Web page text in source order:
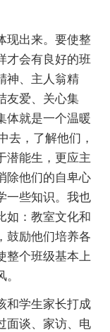
出来。要使整
才会有良好的班
神、主人翁精
友爱、关心集
体就是一个温暖
去，了解他们，
潜能生，更应主
除他们的自卑心
一些知识。我也
如：教室文化和
鼓励他们培养各
整个班级基本上
学生家长打成
面谈、家访、电